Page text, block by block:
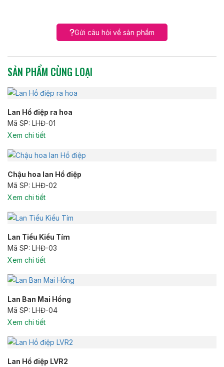
Gửi câu hỏi về sản phẩm
SẢN PHẨM CÙNG LOẠI
Lan Hồ điệp ra hoa
Mã SP: LHĐ-01
Xem chi tiết
Chậu hoa lan Hồ điệp
Mã SP: LHĐ-02
Xem chi tiết
Lan Tiểu Kiều Tím
Mã SP: LHĐ-03
Xem chi tiết
Lan Ban Mai Hồng
Mã SP: LHĐ-04
Xem chi tiết
Lan Hồ điệp LVR2